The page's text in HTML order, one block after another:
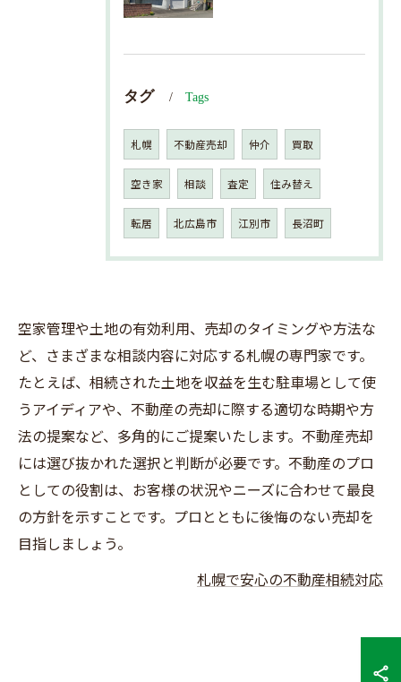
タグ Tags
札幌 不動産売却 仲介 買取
空き家 相談 査定 住み替え
転居 北広島市 江別市 長沼町
空家管理や土地の有効利用、売却のタイミングや方法な
ど、さまざまな相談内容に対応する札幌の専門家です。
たとえば、相続された土地を収益を生む駐車場として使
うアイディアや、不動産の売却に際する適切な時期や方
法の提案など、多角的にご提案いたします。不動産売却
には選び抜かれた選択と判断が必要です。不動産のプロ
としての役割は、お客様の状況やニーズに合わせて最良
の方針を示すことです。プロとともに後悔のない売却を
目指しましょう。
札幌で安心の不動産相続対応